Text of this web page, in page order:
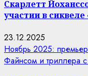
Скарлетт
участии в сиквеле
23.12.2025
Ноябрь 2025:
Файнсом и триллера